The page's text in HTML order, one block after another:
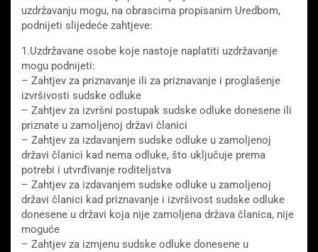
uzdržavanju mogu, na obrascima propisanim Uredbom,
podnijeti slijedeće zahtjeve:
1.Uzdržavane osobe koje nastoje naplatiti uzdržavanje
mogu podnijeti:
– Zahtjev za priznavanje ili za priznavanje i proglašenje
izvršivosti sudske odluke
– Zahtjev za izvršni postupak sudske odluke donesene ili
priznate u zamoljenoj državi članici
– Zahtjev za izdavanjem sudske odluke u zamoljenoj
državi članici kad nema odluke, što uključuje prema
potrebi i utvrđivanje roditeljstva
– Zahtjev za izdavanjem sudske odluke u zamoljenoj
državi članici kad priznavanje i izvršivost sudske odluke
donesene u državi koja nije zamoljena država članica, nije
moguće
– Zahtjev za izmjenu sudske odluke donesene u